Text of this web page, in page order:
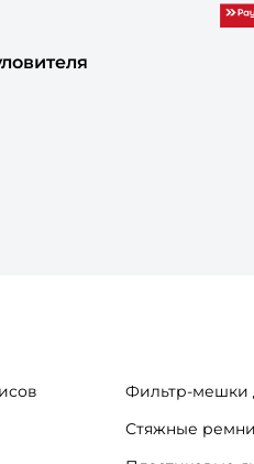
Фильтр-мешки
Стяжные ремни